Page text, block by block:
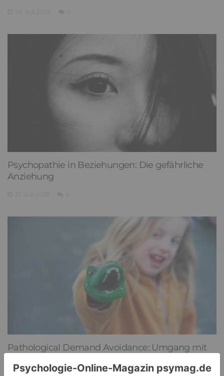
Psychopathie in Beziehungen: Die gefährliche
Anziehung
Pathological Demand Avoidance: Umgang mit
Autonomiebedürfnis (2)